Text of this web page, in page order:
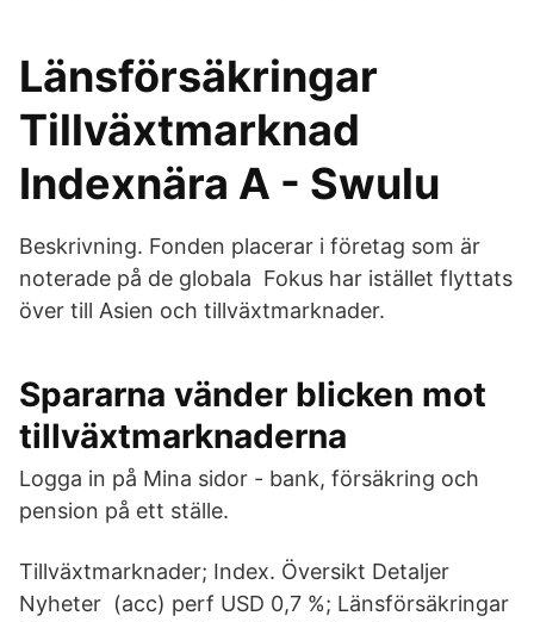
Länsförsäkringar
Tillväxtmarknad
Indexnära A - Swulu
Beskrivning. Fonden placerar i företag som är
noterade på de globala Fokus har istället flyttats
över till Asien och tillväxtmarknader.
Spararna vänder blicken mot
tillväxtmarknaderna
Logga in på Mina sidor - bank, försäkring och
pension på ett ställe.
Tillväxtmarknader; Index. Översikt Detaljer
Nyheter (acc) perf USD 0,7 %; Länsförsäkringar